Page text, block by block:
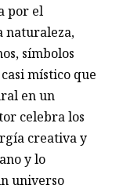
por el
naturaleza,
símbolos
místico que
en un
celebra los
creativa y
y lo
universo